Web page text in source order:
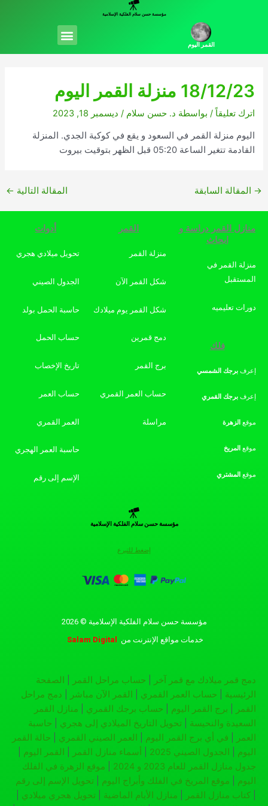
مؤسسة حسن سلام الفلكية الإسلامية
القمر اليوم
Menu
18/12/23 منزلة القمر اليوم
اترك تعليقاً / بواسطة د. حسن سلام/ ديسمبر 18, 2023
اليوم منزلة القمر في السعود و يقع في كوكبة الجدي. المنزلة
القادمة تتغير الساعة 05:20 قبل الظهر بتوقيت بيروت
→ المقالة السابقة المقالة التالية ←
منازل القمر دراسة و
ابحاث
منزلة القمر في
المستقبل
دورات تعليميه
فلك
إعرف برجك الشمسي
إعرف برجك القمري
موقع الزهرة
موقع المريخ
موقع المشتري
القمر
منزلة القمر
شكل القمر الآن
شكل القمر يوم ميلادك
دمج قمرين
برج القمر
حساب العمر القمري
مراسلة
أدوات
تحويل ميلادي هجري
الجدول الصيني
حاسبة الحمل بولد
حساب الحمل
تاريخ الإخصاب
حساب العمر
العمر القمري
حاسبة العمر الهجري
الإسم إلى رقم
مؤسسة حسن سلام الفلكية الإسلامية
إضغط للتبرع
مؤسسة حسن سلام الفلكية الإسلامية © 2026
خدمات مواقع الإنترنت من Salam Digital
دمج قمر ميلادك مع قمر آخر حساب مراحل القمر
الصفحة
الرئيسية
حساب العمر القمري القمر الآن مباشر
دمج مراحل
القمر
برج القمر اليوم حساب برجك القمري
منازل القمر
السعيدة والنحيسة
تحويل التاريخ الميلادي إلى هجري
حاسبة
العمر
في أي برج القمر اليوم العمر الصيني القمري
حالة القمر
اليوم
الجدول الصيني 2025 أسماء منازل القمر القمر اليوم
جدول منازل القمر للعام 2023 و 2024
موقع الزهرة في الفلك
اليوم
موقع المريخ في الفلك وأبراج اليوم
تحويل الإسم إلى رقم
كتاب منازل القمر منازل الأيام الماضية تحويل هجري ميلادي